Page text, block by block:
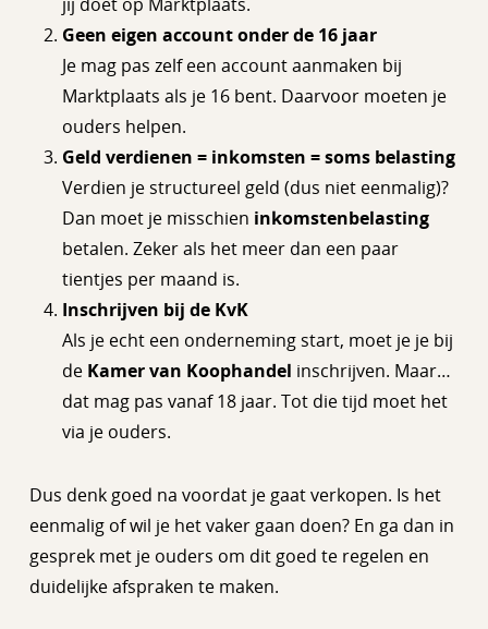
Geen eigen account onder de 16 jaar
Je mag pas zelf een account aanmaken bij
Marktplaats als je 16 bent. Daarvoor moeten je
ouders helpen.
Geld verdienen = inkomsten = soms belasting
Verdien je structureel geld (dus niet eenmalig)?
Dan moet je misschien inkomstenbelasting
betalen. Zeker als het meer dan een paar
tientjes per maand is.
Inschrijven bij de KvK
Als je echt een onderneming start, moet je je bij
de Kamer van Koophandel inschrijven. Maar…
dat mag pas vanaf 18 jaar. Tot die tijd moet het
via je ouders.
Dus denk goed na voordat je gaat verkopen. Is het
eenmalig of wil je het vaker gaan doen? En ga dan in
gesprek met je ouders om dit goed te regelen en
duidelijke afspraken te maken.